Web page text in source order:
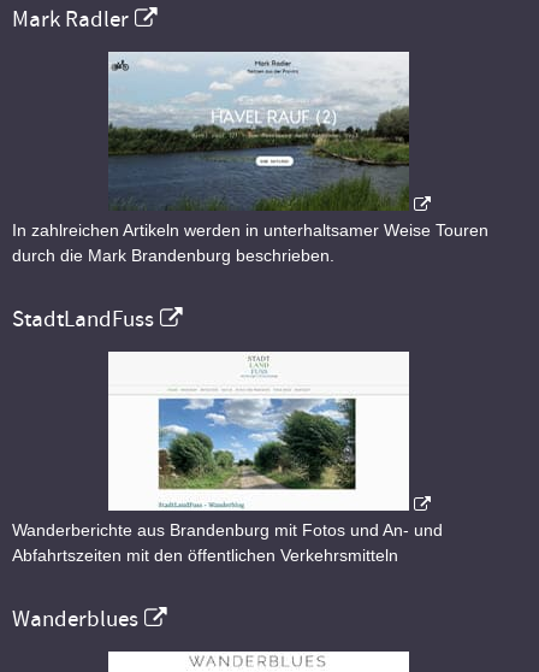
Mark Radler
In zahlreichen Artikeln werden in unterhaltsamer Weise Touren
durch die Mark Brandenburg beschrieben.
StadtLandFuss
Wanderberichte aus Brandenburg mit Fotos und An- und
Abfahrtszeiten mit den öffentlichen Verkehrsmitteln
Wanderblues